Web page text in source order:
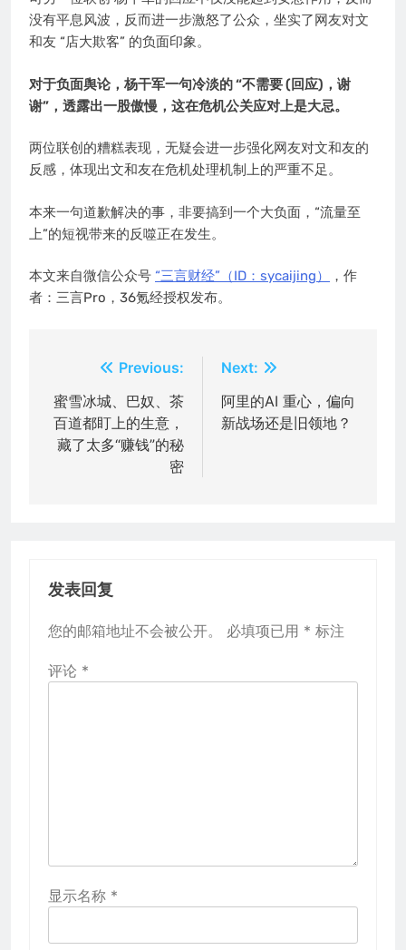
没有平息风波，反而进一步激怒了公众，坐实了网友对文
和友 “店大欺客” 的负面印象。
对于负面舆论，杨干军一句冷淡的 “不需要 (回应)，谢
谢”，透露出一股傲慢，这在危机公关应对上是大忌。
两位联创的糟糕表现，无疑会进一步强化网友对文和友的
反感，体现出文和友在危机处理机制上的严重不足。
本来一句道歉解决的事，非要搞到一个大负面，“流量至
上”的短视带来的反噬正在发生。
本文来自微信公众号 “三言财经”（ID：sycaijing）
，作
者：三言Pro，36氪经授权发布。
章
导
Previous:
蜜雪冰城、巴奴、茶
百道都盯上的生意，
藏了太多“赚钱”的秘
密
Next:
阿里的AI 重心，偏向
新战场还是旧领地？
发表回复
您的邮箱地址不会被公开。 必填项已用 * 标注
评论 *
显示名称 *